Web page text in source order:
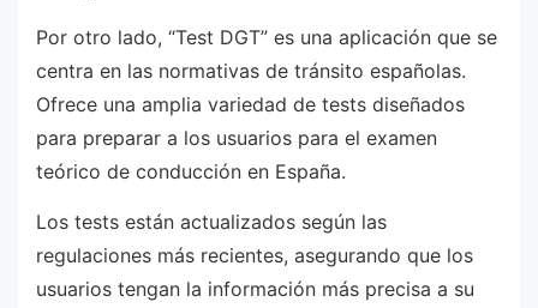
Por otro lado, “Test DGT” es una aplicación que se
centra en las normativas de tránsito españolas.
Ofrece una amplia variedad de tests diseñados
para preparar a los usuarios para el examen
teórico de conducción en España.
Los tests están actualizados según las
regulaciones más recientes, asegurando que los
usuarios tengan la información más precisa a su